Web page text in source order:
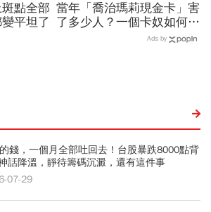
點全部
平坦了
當年「喬治瑪莉現金卡」害
了多少人？一個卡奴如何把
500萬債務變成只還23萬
Ads by
錢，一個月全部吐回去！台股暴跌8000點背
話降溫，靜待籌碼沉澱，還有這件事
07-29